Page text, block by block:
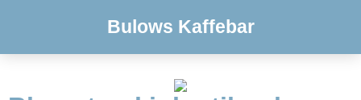
Bulows Kaffebar